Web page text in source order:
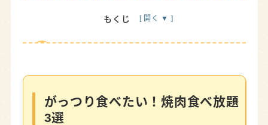
もくじ
感激どんどん 磐田店
安楽亭 磐田店
がっつり食べたい！焼肉食べ放題
3選